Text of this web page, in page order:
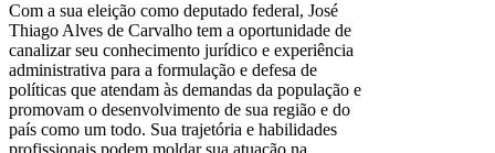
Com a sua eleição como deputado federal, José
Thiago Alves de Carvalho tem a oportunidade de
canalizar seu conhecimento jurídico e experiência
administrativa para a formulação e defesa de
políticas que atendam às demandas da população e
promovam o desenvolvimento de sua região e do
país como um todo. Sua trajetória e habilidades